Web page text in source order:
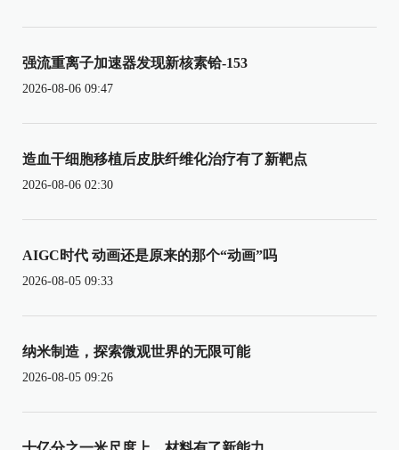
强流重离子加速器发现新核素铪-153
2026-08-06 09:47
造血干细胞移植后皮肤纤维化治疗有了新靶点
2026-08-06 02:30
AIGC时代 动画还是原来的那个“动画”吗
2026-08-05 09:33
纳米制造，探索微观世界的无限可能
2026-08-05 09:26